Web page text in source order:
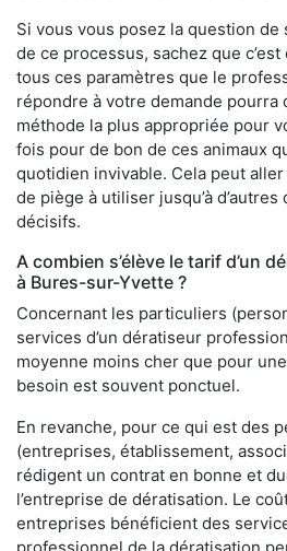
Si vous vous posez la question de
de ce processus, sachez que
tous ces paramètres que le
répondre à votre demande
méthode la plus appropriée pour
fois pour de bon de ces animaux
quotidien invivable. Cela peut aller
de piège à utiliser jusqu’à
décisifs.
A combien s’élève le tarif d’un
à Bures-sur-Yvette ?
Concernant les particuliers
services d’un dératiseur
moyenne moins cher que pour
besoin est souvent ponctuel.
En revanche, pour ce qui est des
(entreprises, établissement,
rédigent un contrat en bonne et
l’entreprise de dératisation. Le
entreprises bénéficient des